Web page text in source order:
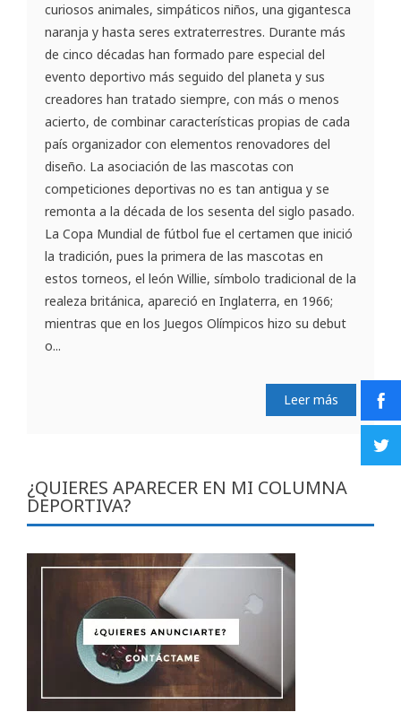
curiosos animales, simpáticos niños, una gigantesca
naranja y hasta seres extraterrestres. Durante más
de cinco décadas han formado pare especial del
evento deportivo más seguido del planeta y sus
creadores han tratado siempre, con más o menos
acierto, de combinar características propias de cada
país organizador con elementos renovadores del
diseño. La asociación de las mascotas con
competiciones deportivas no es tan antigua y se
remonta a la década de los sesenta del siglo pasado.
La Copa Mundial de fútbol fue el certamen que inició
la tradición, pues la primera de las mascotas en
estos torneos, el león Willie, símbolo tradicional de la
realeza británica, apareció en Inglaterra, en 1966;
mientras que en los Juegos Olímpicos hizo su debut
o...
Leer más
¿QUIERES APARECER EN MI COLUMNA
DEPORTIVA?